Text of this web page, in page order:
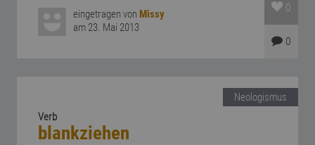
eingetragen von Missy
am 23. Mai 2013
0
0
Neologismus
Verb
blankziehen